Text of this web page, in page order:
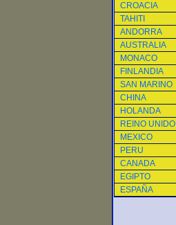
CROACIA
TAHITI
ANDORRA
AUSTRALIA
MONACO
FINLANDIA
SAN MARINO
CHINA
HOLANDA
REINO UNIDO
MEXICO
PERU
CANADA
EGIPTO
ESPAÑA